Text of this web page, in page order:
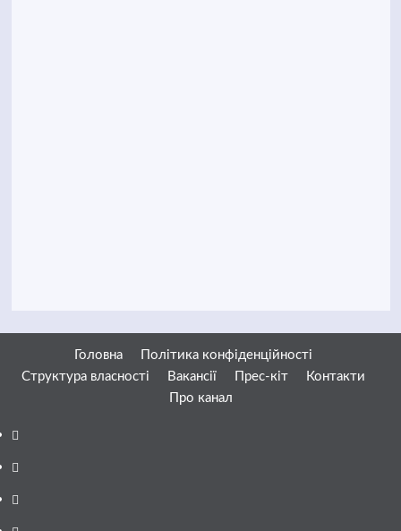
Головна
Політика конфіденційності
Структура власності
Вакансії Прес-кіт
Контакти
Про канал
Facebook
YouTube
Telegram